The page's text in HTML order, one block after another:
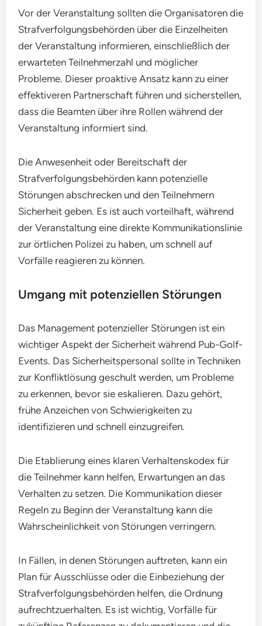
Vor der Veranstaltung sollten die Organisatoren die
Strafverfolgungsbehörden über die Einzelheiten
der Veranstaltung informieren, einschließlich der
erwarteten Teilnehmerzahl und möglicher
Probleme. Dieser proaktive Ansatz kann zu einer
effektiveren Partnerschaft führen und sicherstellen,
dass die Beamten über ihre Rollen während der
Veranstaltung informiert sind.
Die Anwesenheit oder Bereitschaft der
Strafverfolgungsbehörden kann potenzielle
Störungen abschrecken und den Teilnehmern
Sicherheit geben. Es ist auch vorteilhaft, während
der Veranstaltung eine direkte Kommunikationslinie
zur örtlichen Polizei zu haben, um schnell auf
Vorfälle reagieren zu können.
Umgang mit potenziellen Störungen
Das Management potenzieller Störungen ist ein
wichtiger Aspekt der Sicherheit während Pub-Golf-
Events. Das Sicherheitspersonal sollte in Techniken
zur Konfliktlösung geschult werden, um Probleme
zu erkennen, bevor sie eskalieren. Dazu gehört,
frühe Anzeichen von Schwierigkeiten zu
identifizieren und schnell einzugreifen.
Die Etablierung eines klaren Verhaltenskodex für
die Teilnehmer kann helfen, Erwartungen an das
Verhalten zu setzen. Die Kommunikation dieser
Regeln zu Beginn der Veranstaltung kann die
Wahrscheinlichkeit von Störungen verringern.
In Fällen, in denen Störungen auftreten, kann ein
Plan für Ausschlüsse oder die Einbeziehung der
Strafverfolgungsbehörden helfen, die Ordnung
aufrechtzuerhalten. Es ist wichtig, Vorfälle für